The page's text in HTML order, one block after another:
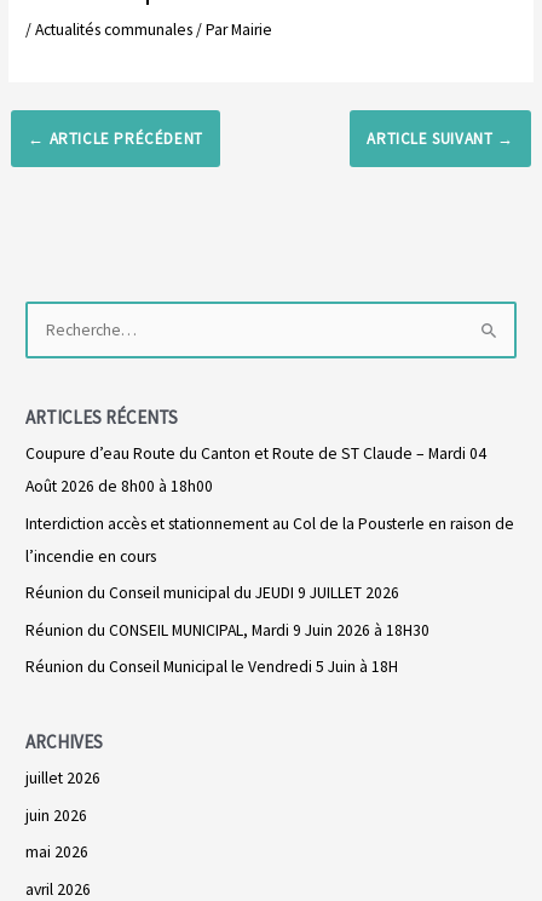
/Actualités communales/ ParMairie
← ARTICLE PRÉCÉDENT ARTICLE SUIVANT →
e
r
c
h
e
r
ARTICLES RÉCENTS
Coupure d’eau Route du Canton et Route de ST Claude – Mardi 04
Août 2026 de 8h00 à 18h00
Interdiction accès et stationnement au Col de la Pousterle en raison de
l’incendie en cours
Réunion du Conseil municipal du JEUDI 9 JUILLET 2026
Réunion du CONSEIL MUNICIPAL, Mardi 9 Juin 2026 à 18H30
Réunion du Conseil Municipal le Vendredi 5 Juin à 18H
ARCHIVES
juillet 2026
juin 2026
mai 2026
avril 2026